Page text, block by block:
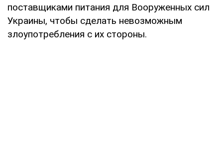
поставщиками питания для Вооруженных сил
Украины, чтобы сделать невозможным
злоупотребления с их стороны.